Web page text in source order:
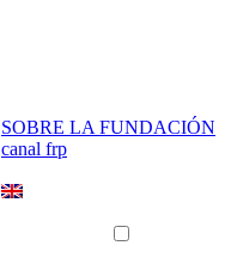
SOBRE LA FUNDACIÓN
canal frp